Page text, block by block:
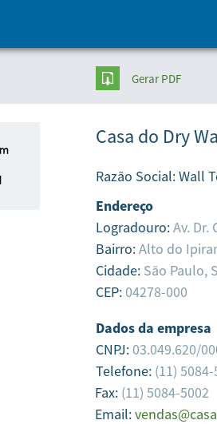
Gerar PDF
Casa do Dry
Razão Social:Wall
Endereço
Logradouro:Av. Dr.
Bairro:Alto do
Cidade: São Paulo,
CEP: 04278-000
Dados da empresa
CNPJ: 03.049.620/
Telefone: (11)
Fax: (11) 5084-5002
Email: